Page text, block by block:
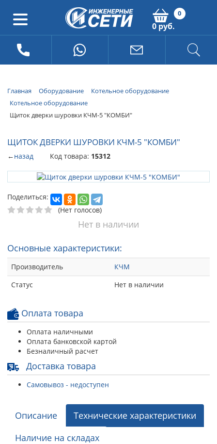
0
0 руб.
Главная Оборудование
Котельное оборудование
Котельное оборудование
Щиток дверки шуровки КЧМ-5 "КОМБИ"
ЩИТОК ДВЕРКИ ШУРОВКИ КЧМ-5 "КОМБИ"
←назад Код товара: 15312
Поделиться:
(Нет голосов)
Нет в наличии
Основные характеристики:
Производитель
КЧМ
Статус
Нет в наличии
Оплата товара
Оплата наличными
Оплата банковской картой
Безналичный расчет
Доставка товара
Самовывоз - недоступен
Описание
Технические характеристики
Наличие на складах